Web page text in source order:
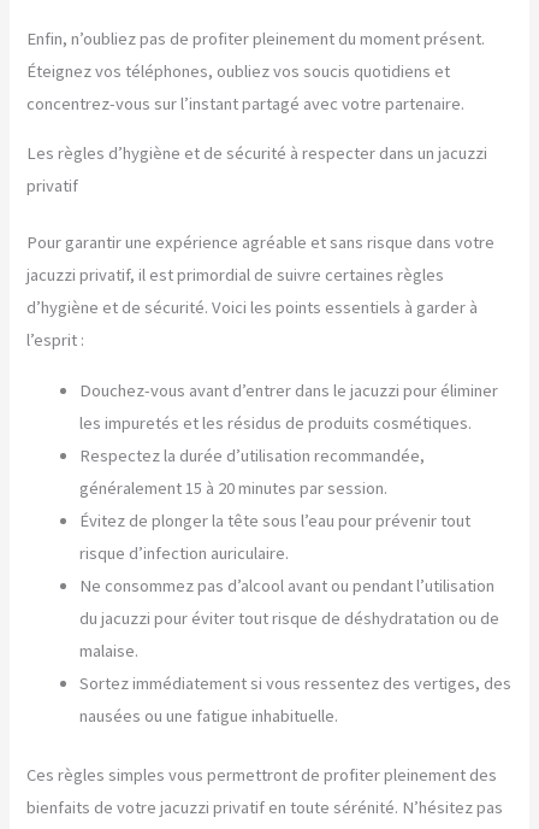
Enfin, n’oubliez pas de profiter pleinement du moment présent.
Éteignez vos téléphones, oubliez vos soucis quotidiens et
concentrez-vous sur l’instant partagé avec votre partenaire.
Les règles d’hygiène et de sécurité à respecter dans un jacuzzi
privatif
Pour garantir une expérience agréable et sans risque dans votre
jacuzzi privatif, il est primordial de suivre certaines règles
d’hygiène et de sécurité. Voici les points essentiels à garder à
l’esprit :
Douchez-vous avant d’entrer dans le jacuzzi pour éliminer
les impuretés et les résidus de produits cosmétiques.
Respectez la durée d’utilisation recommandée,
généralement 15 à 20 minutes par session.
Évitez de plonger la tête sous l’eau pour prévenir tout
risque d’infection auriculaire.
Ne consommez pas d’alcool avant ou pendant l’utilisation
du jacuzzi pour éviter tout risque de déshydratation ou de
malaise.
Sortez immédiatement si vous ressentez des vertiges, des
nausées ou une fatigue inhabituelle.
Ces règles simples vous permettront de profiter pleinement des
bienfaits de votre jacuzzi privatif en toute sérénité. N’hésitez pas